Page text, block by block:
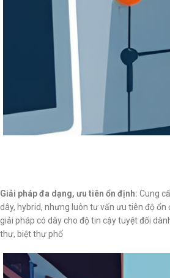
Giải pháp đa dạng, ưu tiên ổn định: Cung
dây, hybrid, nhưng luôn tư vấn ưu tiên độ ổn
giải pháp có dây cho độ tin cậy tuyệt đối
thự, biệt thự phố